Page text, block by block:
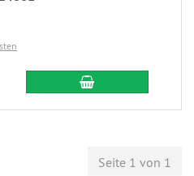
Seite 1 von 1